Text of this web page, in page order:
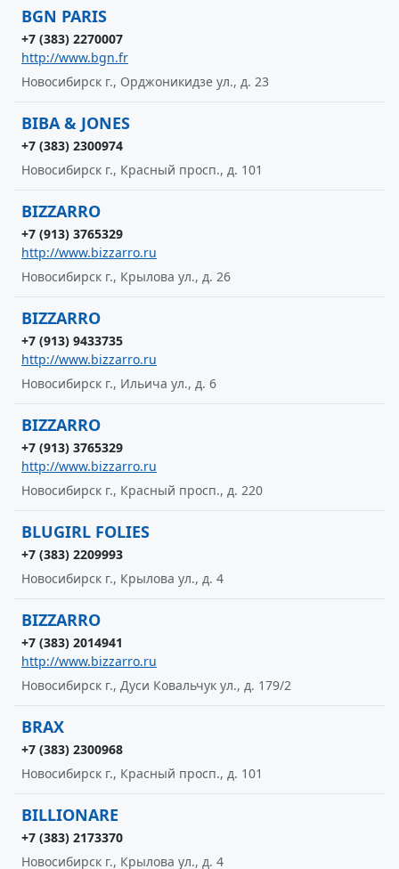
BGN PARIS
+7 (383) 2270007
http://www.bgn.fr
Новосибирск г., Орджоникидзе ул., д. 23
BIBA & JONES
+7 (383) 2300974
Новосибирск г., Красный просп., д. 101
BIZZARRO
+7 (913) 3765329
http://www.bizzarro.ru
Новосибирск г., Крылова ул., д. 26
BIZZARRO
+7 (913) 9433735
http://www.bizzarro.ru
Новосибирск г., Ильича ул., д. 6
BIZZARRO
+7 (913) 3765329
http://www.bizzarro.ru
Новосибирск г., Красный просп., д. 220
BLUGIRL FOLIES
+7 (383) 2209993
Новосибирск г., Крылова ул., д. 4
BIZZARRO
+7 (383) 2014941
http://www.bizzarro.ru
Новосибирск г., Дуси Ковальчук ул., д. 179/2
BRAX
+7 (383) 2300968
Новосибирск г., Красный просп., д. 101
BILLIONARE
+7 (383) 2173370
Новосибирск г., Крылова ул., д. 4